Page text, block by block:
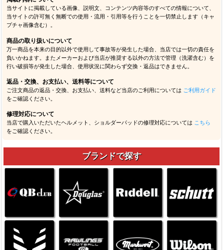
当サイトに掲載している画像、説明文、コンテンツ内容等のすべての情報について、
当サイトの許可無く無断での使用・流用・引用等を行うことを一切禁止します（キャ
プチャ画像含む）。
商品の取り扱いについて
万一商品を本来の目的以外で使用して事故等が発生した場合、当店では一切の責任を
負いかねます。またメーカーおよび当店が推奨する以外の方法で管理（洗濯含む）を
行い破損等が発生した場合、使用状況に関わらず交換・返品はできません。
返品・交換、お支払い、送料等について
ご注文商品の返品・交換、お支払い、送料など当店のご利用については ご利用ガイド
をご確認ください。
修理対応について
当店で購入いただいたヘルメット、ショルダーパッドの修理対応については こちら
をご確認ください。
ブランドで探す